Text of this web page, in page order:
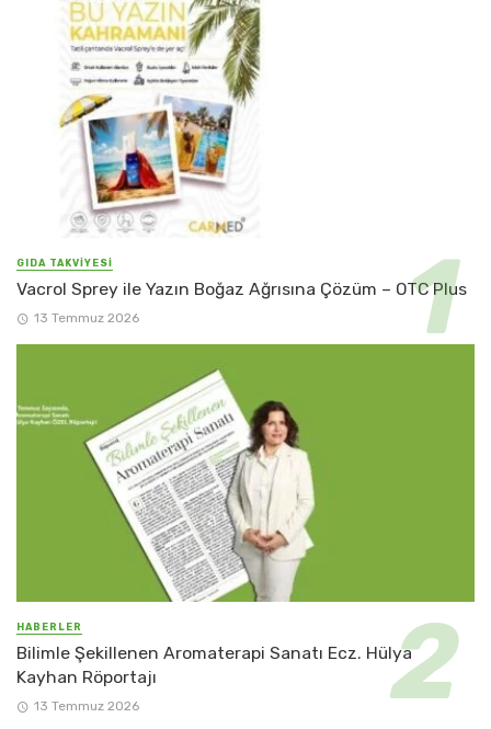
GIDA TAKVİYESİ
Vacrol Sprey ile Yazın Boğaz Ağrısına Çözüm – OTC Plus
13 Temmuz 2026
HABERLER
Bilimle Şekillenen Aromaterapi Sanatı Ecz. Hülya
Kayhan Röportajı
13 Temmuz 2026